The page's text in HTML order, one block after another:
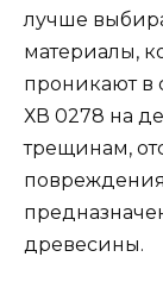
лучше
материалы,
проникают в
ХВ 0278 на
трещинам,
древесины.